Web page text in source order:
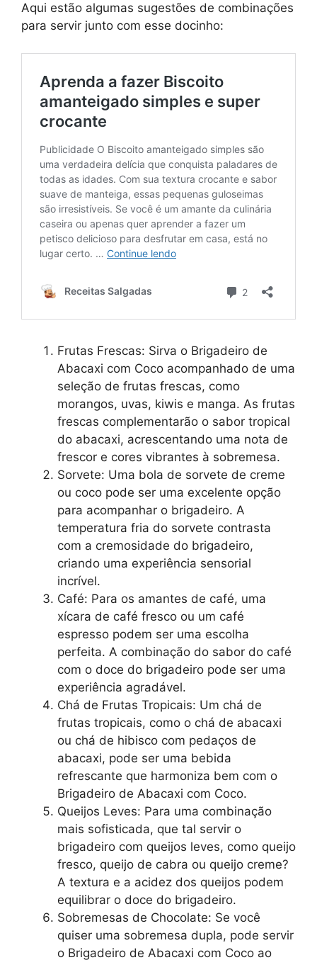
Aqui estão algumas sugestões de combinações
para servir junto com esse docinho:
Frutas Frescas: Sirva o Brigadeiro de
Abacaxi com Coco acompanhado de uma
seleção de frutas frescas, como
morangos, uvas, kiwis e manga. As frutas
frescas complementarão o sabor tropical
do abacaxi, acrescentando uma nota de
frescor e cores vibrantes à sobremesa.
Sorvete: Uma bola de sorvete de creme
ou coco pode ser uma excelente opção
para acompanhar o brigadeiro. A
temperatura fria do sorvete contrasta
com a cremosidade do brigadeiro,
criando uma experiência sensorial
incrível.
Café: Para os amantes de café, uma
xícara de café fresco ou um café
espresso podem ser uma escolha
perfeita. A combinação do sabor do café
com o doce do brigadeiro pode ser uma
experiência agradável.
Chá de Frutas Tropicais: Um chá de
frutas tropicais, como o chá de abacaxi
ou chá de hibisco com pedaços de
abacaxi, pode ser uma bebida
refrescante que harmoniza bem com o
Brigadeiro de Abacaxi com Coco.
Queijos Leves: Para uma combinação
mais sofisticada, que tal servir o
brigadeiro com queijos leves, como queijo
fresco, queijo de cabra ou queijo creme?
A textura e a acidez dos queijos podem
equilibrar o doce do brigadeiro.
Sobremesas de Chocolate: Se você
quiser uma sobremesa dupla, pode servir
o Brigadeiro de Abacaxi com Coco ao